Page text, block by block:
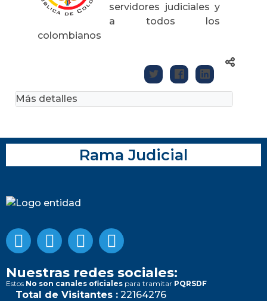
servidores judiciales y
a todos los
colombianos
Más detalles
Rama Judicial
Nuestras redes sociales:
Estos No son canales oficiales para tramitar PQRSDF
Total de Visitantes : 22164276